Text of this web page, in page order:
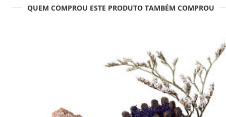
QUEM COMPROU ESTE PRODUTO TAMBÉM COMPROU